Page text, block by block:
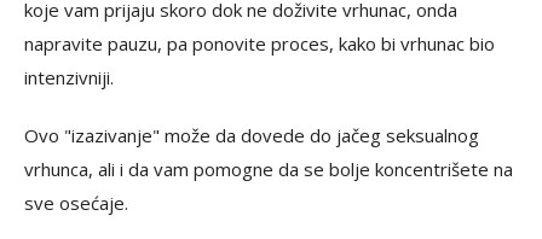
koje vam prijaju skoro dok ne doživite vrhunac, onda
napravite pauzu, pa ponovite proces, kako bi vrhunac bio
intenzivniji.
Ovo "izazivanje" može da dovede do jačeg seksualnog
vrhunca, ali i da vam pomogne da se bolje koncentrišete na
sve osećaje.